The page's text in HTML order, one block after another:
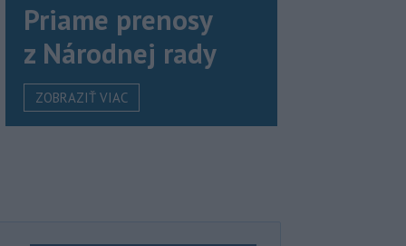
Priame prenosy
z Národnej rady
ZOBRAZIŤ VIAC